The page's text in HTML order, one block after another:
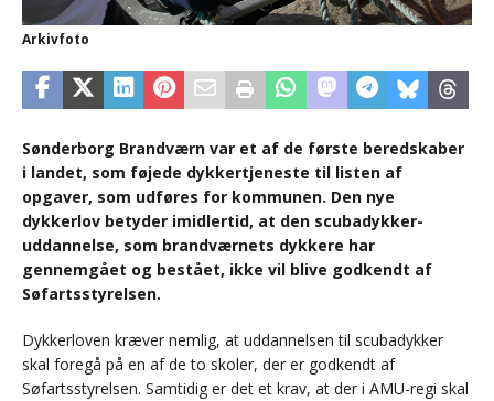
Arkivfoto
Sønderborg Brandværn var et af de første beredskaber
i landet, som føjede dykkertjeneste til listen af
opgaver, som udføres for kommunen. Den nye
dykkerlov betyder imidlertid, at den scubadykker-
uddannelse, som brandværnets dykkere har
gennemgået og bestået, ikke vil blive godkendt af
Søfartsstyrelsen.
Dykkerloven kræver nemlig, at uddannelsen til scubadykker
skal foregå på en af de to skoler, der er godkendt af
Søfartsstyrelsen. Samtidig er det et krav, at der i AMU-regi skal